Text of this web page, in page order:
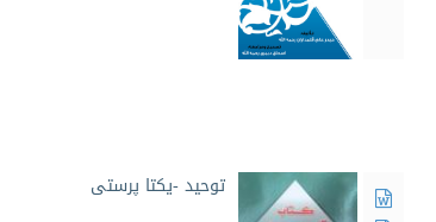
توحید -یکتا پرستی